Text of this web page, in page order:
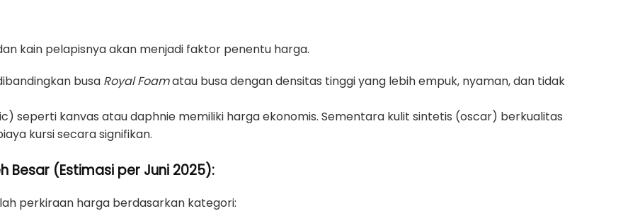
kain pelapisnya akan menjadi faktor penentu harga.
busa Royal Foamatau busa dengan densitas tinggi yang lebih empuk, nyaman, dan tidak
seperti kanvas atau daphnie memiliki harga ekonomis. Sementara kulit sintetis (oscar) berkualitas
kursi secara signifikan.
Besar (Estimasi per Juni 2025):
perkiraan harga berdasarkan kategori: